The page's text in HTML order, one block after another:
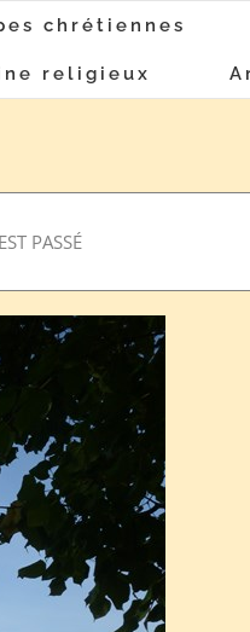
chrétiennes
religieux
PASSÉ